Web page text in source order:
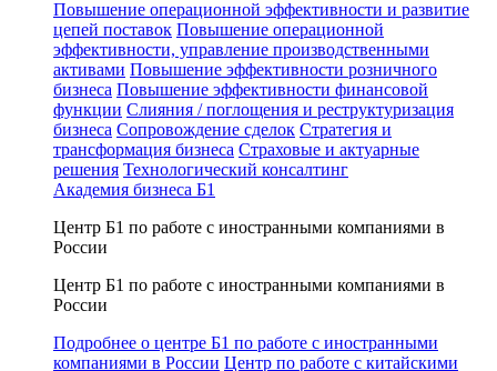
Повышение операционной эффективности и развитие
цепей поставок Повышение операционной
эффективности, управление производственными
активами Повышение эффективности розничного
бизнеса Повышение эффективности финансовой
функции Слияния / поглощения и реструктуризация
бизнеса Сопровождение сделок Стратегия и
трансформация бизнеса Страховые и актуарные
решения Технологический консалтинг
Академия бизнеса Б1
Центр Б1 по работе с иностранными компаниями в
России
Центр Б1 по работе с иностранными компаниями в
России
Подробнее о центре Б1 по работе с иностранными
компаниями в России Центр по работе с китайскими